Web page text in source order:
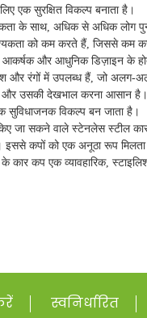
एक सुरक्षित विकल्प बनाता है।
के साथ, अधिक से अधिक लोग
को कम करते हैं, जिससे कम
और आधुनिक डिज़ाइन के
और रंगों में उपलब्ध हैं, जो अलग-
उसकी देखभाल करना आसान है।
सुविधाजनक विकल्प बन जाता है।
जा सकने वाले स्टेनलेस स्टील
कपों को एक अनूठा रूप मिलता
कप एक व्यावहारिक,
स्वनिर्धारित